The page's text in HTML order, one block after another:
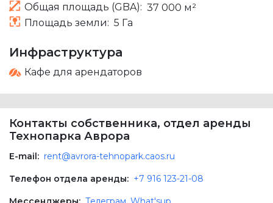
Общая площадь (GBA): 37 000 м²
Площадь земли: 5 Га
Инфраструктура
Кафе для арендаторов
Контакты собственника, отдел аренды
Технопарка Аврора
E-mail: rent@avrora-tehnopark.caos.ru
Телефон отдела аренды: +7 916 123-21-08